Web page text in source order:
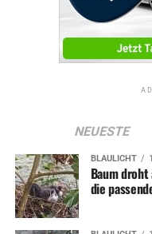
Grundschöttel:
Polizei sucht Zeugen
NEUESTE
BLAULICHT
Baum
die